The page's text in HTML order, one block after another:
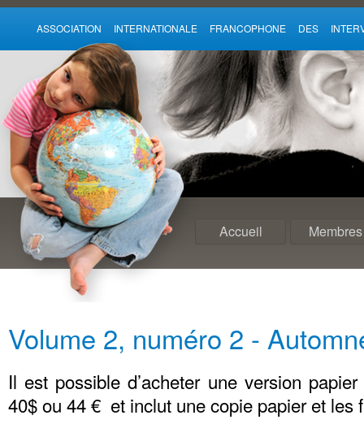
ASSOCIATION INTERNATIONALE FRANCOPHONE DES
Accueil Membres
Volume 2, numéro 2 -
Il est possible d’acheter une version
40$ ou 44 € et inclut une copie papier et les